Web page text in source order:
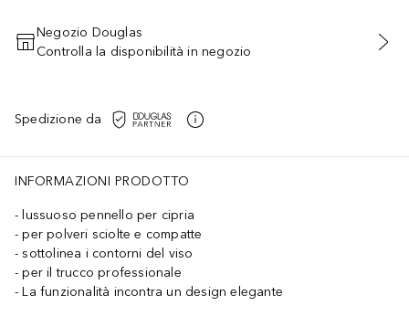
AGGIUNGI AL CARRELLO
Negozio Douglas
Controlla la disponibilità in negozio
Spedizione da
INFORMAZIONI PRODOTTO
lussuoso pennello per cipria
per polveri sciolte e compatte
sottolinea i contorni del viso
per il trucco professionale
La funzionalità incontra un design elegante